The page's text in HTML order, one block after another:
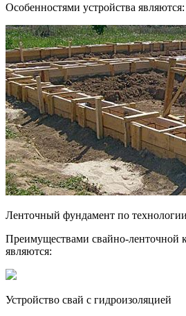
Особенностями устройства являются:
Ленточный фундамент по
Преимуществами свайно-
являются:
Устройство свай с гидроизоляцией